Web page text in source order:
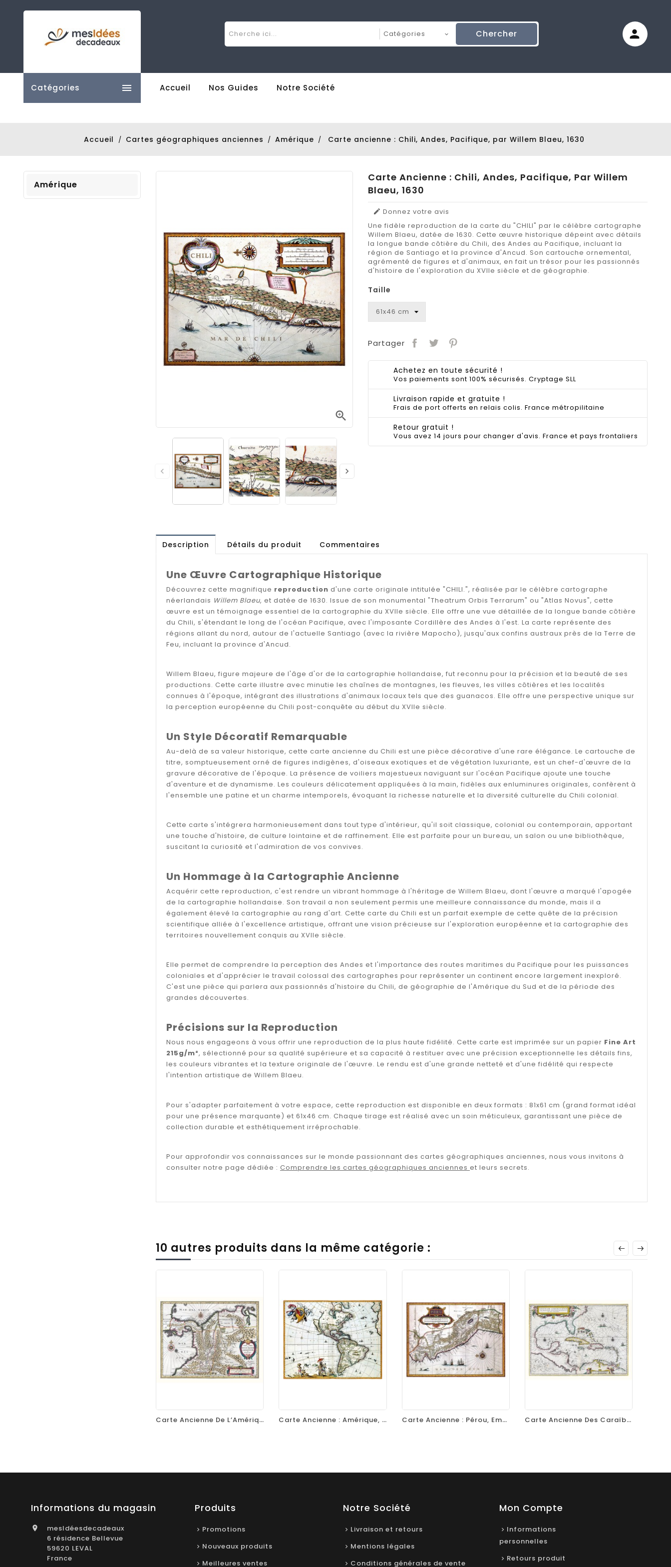
Chercher
Catégories  Accueil Nos Guides Notre Société
Accueil Cartes géographiques anciennes Amérique Carte ancienne : Chili, Andes, Pacifique, par Willem Blaeu, 1630
Amérique

 
Carte Ancienne : Chili, Andes, Pacifique, Par Willem
Blaeu, 1630
 Donnez votre avis
Une fidèle reproduction de la carte du "CHILI" par le célèbre cartographe
Willem Blaeu, datée de 1630. Cette œuvre historique dépeint avec détails
la longue bande côtière du Chili, des Andes au Pacifique, incluant la
région de Santiago et la province d'Ancud. Son cartouche ornemental,
agrémenté de figures et d'animaux, en fait un trésor pour les passionnés
d'histoire de l'exploration du XVIIe siècle et de géographie.
Taille
Partager
Achetez en toute sécurité !
Vos paiements sont 100% sécurisés. Cryptage SLL
Livraison rapide et gratuite !
Frais de port offerts en relais colis. France métropilitaine
Retour gratuit !
Vous avez 14 jours pour changer d'avis. France et pays frontaliers
Description Détails du produit Commentaires
Une Œuvre Cartographique Historique
Découvrez cette magnifique reproduction d'une carte originale intitulée "CHILI.", réalisée par le célèbre cartographe
néerlandais Willem Blaeu, et datée de 1630. Issue de son monumental "Theatrum Orbis Terrarum" ou "Atlas Novus", cette
œuvre est un témoignage essentiel de la cartographie du XVIIe siècle. Elle offre une vue détaillée de la longue bande côtière
du Chili, s'étendant le long de l'océan Pacifique, avec l'imposante Cordillère des Andes à l'est. La carte représente des
régions allant du nord, autour de l'actuelle Santiago (avec la rivière Mapocho), jusqu'aux confins austraux près de la Terre de
Feu, incluant la province d'Ancud.
Willem Blaeu, figure majeure de l'âge d'or de la cartographie hollandaise, fut reconnu pour la précision et la beauté de ses
productions. Cette carte illustre avec minutie les chaînes de montagnes, les fleuves, les villes côtières et les localités
connues à l'époque, intégrant des illustrations d'animaux locaux tels que des guanacos. Elle offre une perspective unique sur
la perception européenne du Chili post-conquête au début du XVIIe siècle.
Un Style Décoratif Remarquable
Au-delà de sa valeur historique, cette carte ancienne du Chili est une pièce décorative d'une rare élégance. Le cartouche de
titre, somptueusement orné de figures indigènes, d'oiseaux exotiques et de végétation luxuriante, est un chef-d'œuvre de la
gravure décorative de l'époque. La présence de voiliers majestueux naviguant sur l'océan Pacifique ajoute une touche
d'aventure et de dynamisme. Les couleurs délicatement appliquées à la main, fidèles aux enluminures originales, confèrent à
l'ensemble une patine et un charme intemporels, évoquant la richesse naturelle et la diversité culturelle du Chili colonial.
Cette carte s'intégrera harmonieusement dans tout type d'intérieur, qu'il soit classique, colonial ou contemporain, apportant
une touche d'histoire, de culture lointaine et de raffinement. Elle est parfaite pour un bureau, un salon ou une bibliothèque,
suscitant la curiosité et l'admiration de vos convives.
Un Hommage à la Cartographie Ancienne
Acquérir cette reproduction, c'est rendre un vibrant hommage à l'héritage de Willem Blaeu, dont l'œuvre a marqué l'apogée
de la cartographie hollandaise. Son travail a non seulement permis une meilleure connaissance du monde, mais il a
également élevé la cartographie au rang d'art. Cette carte du Chili est un parfait exemple de cette quête de la précision
scientifique alliée à l'excellence artistique, offrant une vision précieuse sur l'exploration européenne et la cartographie des
territoires nouvellement conquis au XVIIe siècle.
Elle permet de comprendre la perception des Andes et l'importance des routes maritimes du Pacifique pour les puissances
coloniales et d'apprécier le travail colossal des cartographes pour représenter un continent encore largement inexploré.
C'est une pièce qui parlera aux passionnés d'histoire du Chili, de géographie de l'Amérique du Sud et de la période des
grandes découvertes.
Précisions sur la Reproduction
Nous nous engageons à vous offrir une reproduction de la plus haute fidélité. Cette carte est imprimée sur un papier Fine Art
215g/m², sélectionné pour sa qualité supérieure et sa capacité à restituer avec une précision exceptionnelle les détails fins,
les couleurs vibrantes et la texture originale de l'œuvre. Le rendu est d'une grande netteté et d'une fidélité qui respecte
l'intention artistique de Willem Blaeu.
Pour s'adapter parfaitement à votre espace, cette reproduction est disponible en deux formats : 81x61 cm (grand format idéal
pour une présence marquante) et 61x46 cm. Chaque tirage est réalisé avec un soin méticuleux, garantissant une pièce de
collection durable et esthétiquement irréprochable.
Pour approfondir vos connaissances sur le monde passionnant des cartes géographiques anciennes, nous vous invitons à
consulter notre page dédiée : Comprendre les cartes géographiques anciennes et leurs secrets.
10 autres produits dans la même catégorie :
Carte Ancienne De L’Amérique Centrale – Terra Firma Et Novum Regnum, 1635 Carte Ancienne : Amérique, Nouveau Monde, Par Nicolaes Visscher, 1681 Carte Ancienne : Pérou, Empire Inca, Pacifique, Par Willem Blaeu, 1630 Carte Ancienne Des Caraïbes – Insulae Americanae, 1636
Informations du magasin

mesIdéesdecadeaux
6 résidence Bellevue
59620 LEVAL
France
Produits
Promotions
Nouveaux produits
Meilleures ventes
Notre Société
Livraison et retours
Mentions légales
Conditions générales de vente
Mon Compte
Informations
personnelles
Retours produit